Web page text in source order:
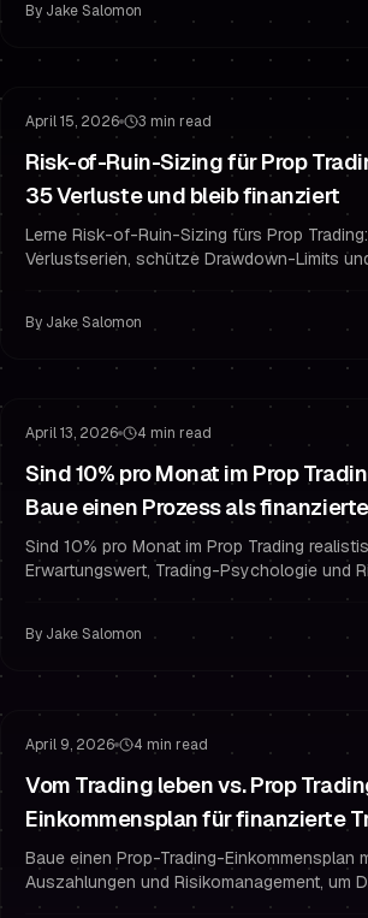
By Jake Salomon
Risikomanagement Drawdown-Management
April 15, 2026 3 min read
Risk-of-Ruin-Sizing für Prop
35 Verluste und bleib finanziert
Lerne Risk-of-Ruin-Sizing fürs Prop
Verlustserien, schütze Drawdown-Limits
By Jake Salomon
Challenge-Mindset Finanziert bleiben
April 13, 2026 4 min read
Sind 10% pro Monat im Prop
Baue einen Prozess als
Sind 10% pro Monat im Prop Trading
Erwartungswert, Trading-Psychologie und
Regeln finanzierter Trader, um zu bestehen
By Jake Salomon
Risikomanagement Finanziert bleiben
April 9, 2026 4 min read
Vom Trading leben vs. Prop
Einkommensplan für finanzierte
Baue einen Prop-Trading-Einkommensplan
Auszahlungen und Risikomanagement, um
reduzieren, Trading-Psychologie zu